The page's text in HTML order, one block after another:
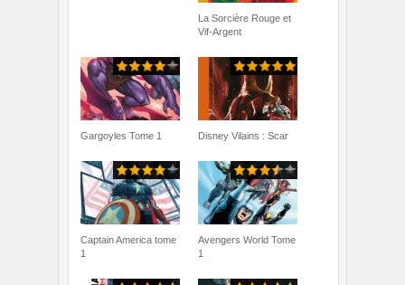
La Sorcière Rouge et
Vif-Argent
Gargoyles Tome 1 Disney Vilains : Scar
Captain America tome
1
Avengers World Tome
1